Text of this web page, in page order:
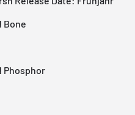
Bone
Phosphor